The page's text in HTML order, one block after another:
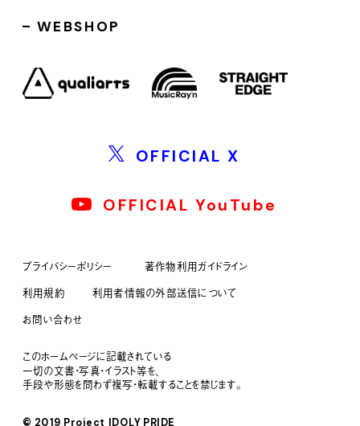
WEBSHOP
OFFICIAL X
OFFICIAL YouTube
プライバシーポリシー
著作物利用ガイドライン
利用規約
利用者情報の外部送信について
お問い合わせ
このホームページに記載されている
一切の文書・写真・イラスト等を、
手段や形態を問わず複写・転載することを禁じます。
© 2019 Project IDOLY PRIDE